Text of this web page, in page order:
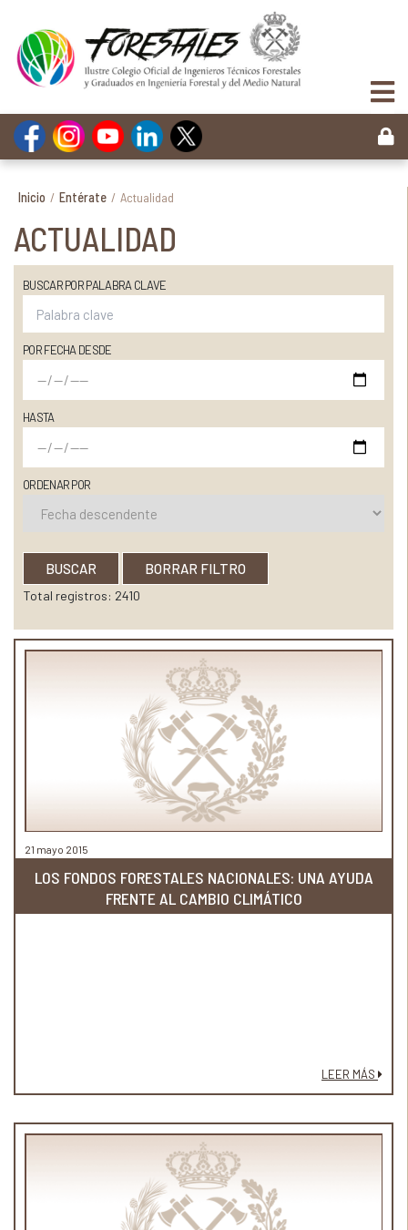
Inicio / Entérate / Actualidad
ACTUALIDAD
BUSCAR POR PALABRA CLAVE
POR FECHA DESDE
HASTA
ORDENAR POR
BUSCAR BORRAR FILTRO
Total registros: 2410
21 mayo 2015
LOS FONDOS FORESTALES NACIONALES: UNA AYUDA
FRENTE AL CAMBIO CLIMÁTICO
LEER MÁS